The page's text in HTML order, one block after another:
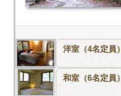
洋室（4名定員）
和室（6名定員）